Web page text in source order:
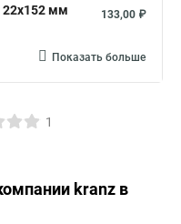
22х152 мм
133,00 ₽
Показать больше
1
kranz в